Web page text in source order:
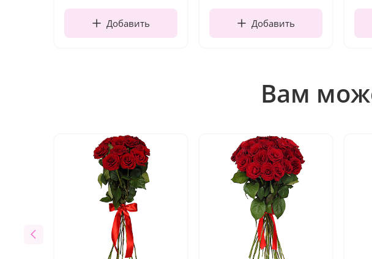
Добавить Добавить
Вам